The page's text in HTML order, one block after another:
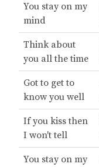
You stay on my
mind
Think about
you all the time
Got to get to
know you well
If you kiss then
I won't tell
You stay on my